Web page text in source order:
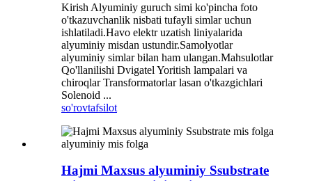
Kirish Alyuminiy guruch simi ko'pincha foto
o'tkazuvchanlik nisbati tufayli simlar uchun
ishlatiladi.Havo elektr uzatish liniyalarida
alyuminiy misdan ustundir.Samolyotlar
alyuminiy simlar bilan ham ulangan.Mahsulotlar
Qo'llanilishi Dvigatel Yoritish lampalari va
chiroqlar Transformatorlar lasan o'tkazgichlari
Solenoid ...
so'rovtafsilot
Hajmi Maxsus alyuminiy Ssubstrate